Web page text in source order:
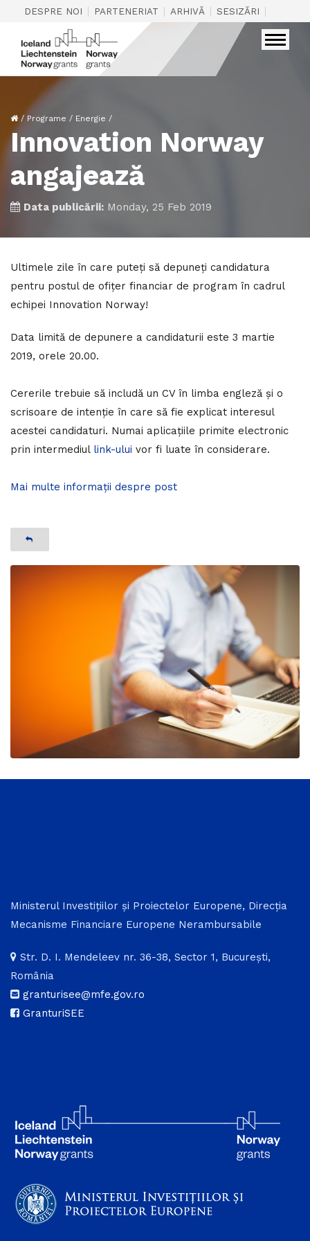
DESPRE NOI | PARTENERIAT | ARHIVĂ | SESIZĂRI |
/ Programe / Energie /
Innovation Norway
angajează
Data publicării: Monday, 25 Feb 2019
Ultimele zile în care puteți să depuneți candidatura
pentru postul de ofițer financiar de program în cadrul
echipei Innovation Norway!
Data limită de depunere a candidaturii este 3 martie
2019, orele 20.00.
Cererile trebuie să includă un CV în limba engleză și o
scrisoare de intenție în care să fie explicat interesul
acestei candidaturi. Numai aplicațiile primite electronic
prin intermediul link-ului vor fi luate în considerare.
Mai multe informații despre post
Ministerul Investițiilor și Proiectelor Europene, Direcția
Mecanisme Financiare Europene Nerambursabile
Str. D. I. Mendeleev nr. 36-38, Sector 1, București,
România
granturisee@mfe.gov.ro
GranturiSEE